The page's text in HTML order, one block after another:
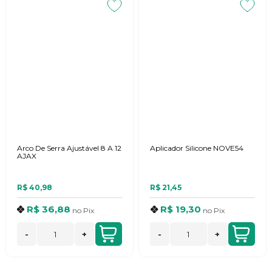
Arco De Serra Ajustável 8 A 12
AJAX
R$ 40,98
R$ 36,88 no Pix
- +
Aplicador Silicone NOVE54
R$ 21,45
R$ 19,30 no Pix
- +